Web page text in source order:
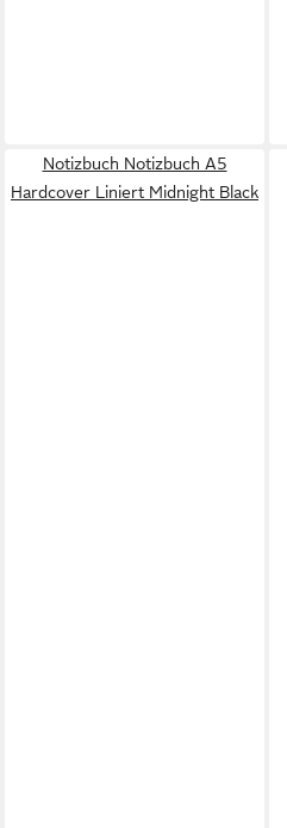
Notizbuch Notizbuch A5
Hardcover Liniert Midnight Black